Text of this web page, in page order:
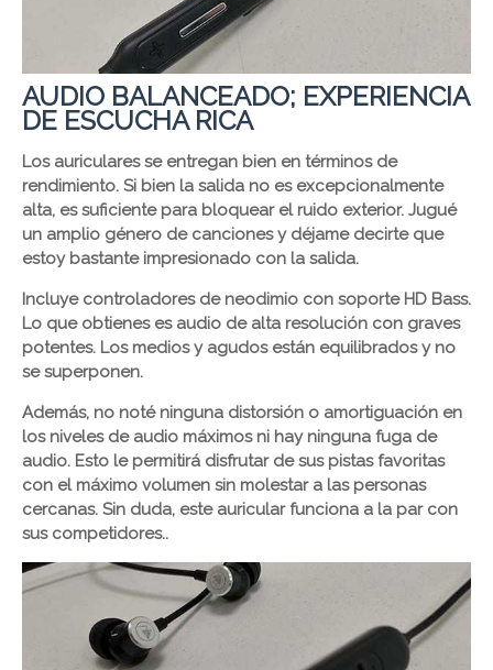
AUDIO BALANCEADO; EXPERIENCIA
DE ESCUCHA RICA
Los auriculares se entregan bien en términos de
rendimiento. Si bien la salida no es excepcionalmente
alta, es suficiente para bloquear el ruido exterior. Jugué
un amplio género de canciones y déjame decirte que
estoy bastante impresionado con la salida.
Incluye controladores de neodimio con soporte HD Bass.
Lo que obtienes es audio de alta resolución con graves
potentes. Los medios y agudos están equilibrados y no
se superponen.
Además, no noté ninguna distorsión o amortiguación en
los niveles de audio máximos ni hay ninguna fuga de
audio. Esto le permitirá disfrutar de sus pistas favoritas
con el máximo volumen sin molestar a las personas
cercanas. Sin duda, este auricular funciona a la par con
sus competidores..